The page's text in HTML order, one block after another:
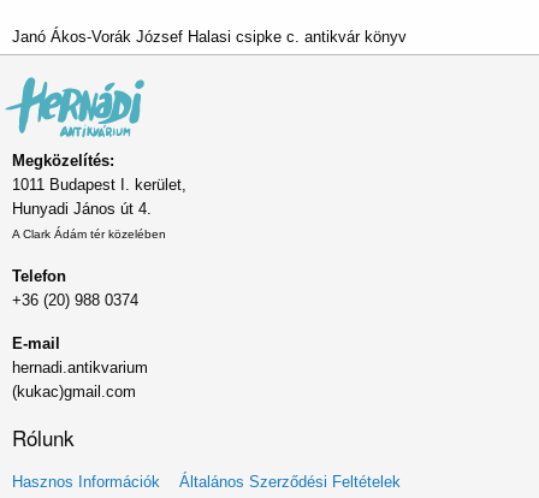
Janó Ákos-Vorák József Halasi csipke c. antikvár könyv
Megközelítés:
1011 Budapest I. kerület,
Hunyadi János út 4.
A Clark Ádám tér közelében
Telefon
+36 (20) 988 0374
E-mail
hernadi.antikvarium
(kukac)gmail.com
Rólunk
Lábléc
Hasznos Információk Általános Szerződési Feltételek